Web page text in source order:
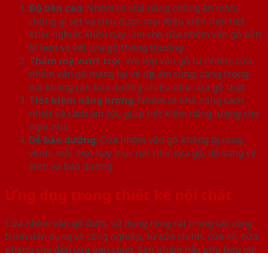
Độ bền cao: Nhôm có khả năng chống ăn mòn,
chống gỉ sét và chịu được mọi điều kiện thời tiết
khắc nghiệt. Điều này làm cho cửa nhôm vân gỗ bền
bỉ hơn so với cửa gỗ thông thường.
Thẩm mỹ vượt trội: Với lớp vân gỗ tự nhiên, cửa
nhôm vân gỗ mang lại vẻ đẹp ấm cúng, sang trọng
mà không cần bảo dưỡng nhiều như cửa gỗ thật.
Tiết kiệm năng lượng: Nhôm có khả năng cách
nhiệt và cách âm tốt, giúp tiết kiệm năng lượng cho
ngôi nhà.
Dễ bảo dưỡng: Cửa nhôm vân gỗ không bị cong
vênh, mối mọt hay mục nát như cửa gỗ, dễ dàng vệ
sinh và bảo dưỡng.
Ứng dụng trong thiết kế nội thất
Cửa nhôm vân gỗ được sử dụng rộng rãi trong các công
trình dân dụng và công nghiệp, từ cửa chính, cửa sổ, cửa
phòng cho đến cửa ban công. Sản phẩm này phù hợp với